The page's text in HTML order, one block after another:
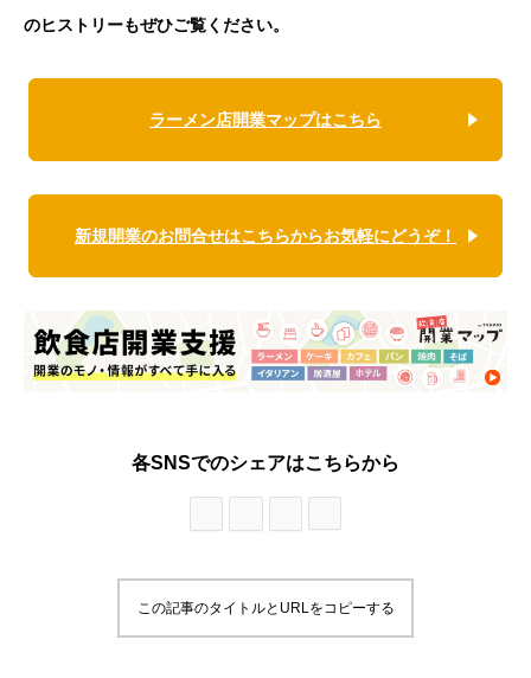
のヒストリーもぜひご覧ください。
ラーメン店開業マップはこちら
新規開業のお問合せはこちらからお気軽にどうぞ！
各SNSでのシェアはこちらから
この記事のタイトルとURLをコピーする